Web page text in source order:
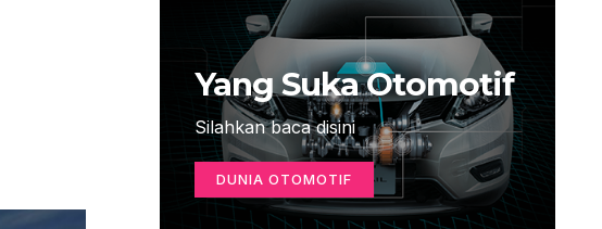
Yang Suka Otomotif
Silahkan baca disini
DUNIA OTOMOTIF